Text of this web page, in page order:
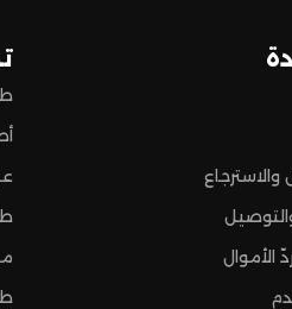
والاسترجاع
الأموال